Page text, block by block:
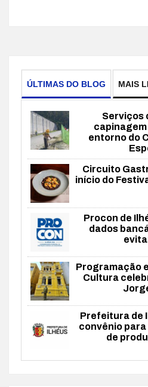
ÚLTIMAS DO BLOG MAIS
Serviços
entorno do
Circuito
início do
Procon de
dados
Programação
Cultura
Prefeitura de
convênio
de